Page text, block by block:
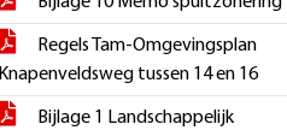
Regels Tam-Omgevingsplan
Knapenveldsweg tussen 14 en 16
Bijlage 1 Landschappelijk